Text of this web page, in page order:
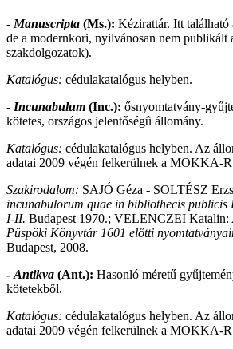
- Manuscripta (Ms.): Kézirattár. Itt
de a modernkori, nyilvánosan nem publikált
szakdolgozatok).
Katalógus: cédulakatalógus helyben.
- Incunabulum (Inc.): ősnyomtatvány-
kötetes, országos jelentőségû állomány.
Katalógus: cédulakatalógus helyben. Az
adatai 2009 végén felkerülnek a MOKKA-R
Szakirodalom: SAJÓ Géza - SOLTÉSZ
incunabulorum quae in bibliothecis publicis
I-II. Budapest 1970.; VELENCZEI Katalin:
Püspöki Könyvtár 1601 előtti
Budapest, 2008.
- Antikva (Ant.): Hasonló méretű
kötetekből.
Katalógus: cédulakatalógus helyben. Az
adatai 2009 végén felkerülnek a MOKKA-R